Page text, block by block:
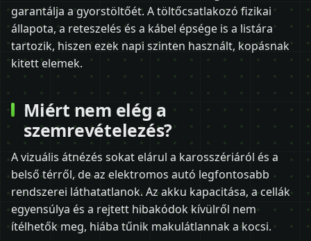
garantálja a gyorstöltőét. A töltőcsatlakozó fizikai
állapota, a reteszelés és a kábel épsége is a listára
tartozik, hiszen ezek napi szinten használt, kopásnak
kitett elemek.
Miért nem elég a
szemrevételezés?
A vizuális átnézés sokat elárul a karosszériáról és a
belső térről, de az elektromos autó legfontosabb
rendszerei láthatatlanok. Az akku kapacitása, a cellák
egyensúlya és a rejtett hibakódok kívülről nem
ítélhetők meg, hiába tűnik makulátlannak a kocsi.